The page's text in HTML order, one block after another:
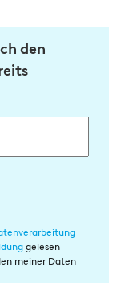
den
gelesen
meiner Daten